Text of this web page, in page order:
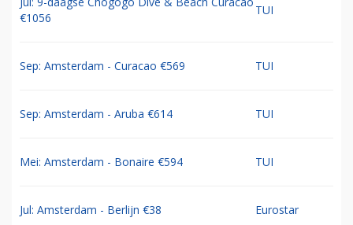
€1056
TUI
Sep: Amsterdam - Curacao €569 TUI
Sep: Amsterdam - Aruba €614 TUI
Mei: Amsterdam - Bonaire €594 TUI
Jul: Amsterdam - Berlijn €38 Eurostar